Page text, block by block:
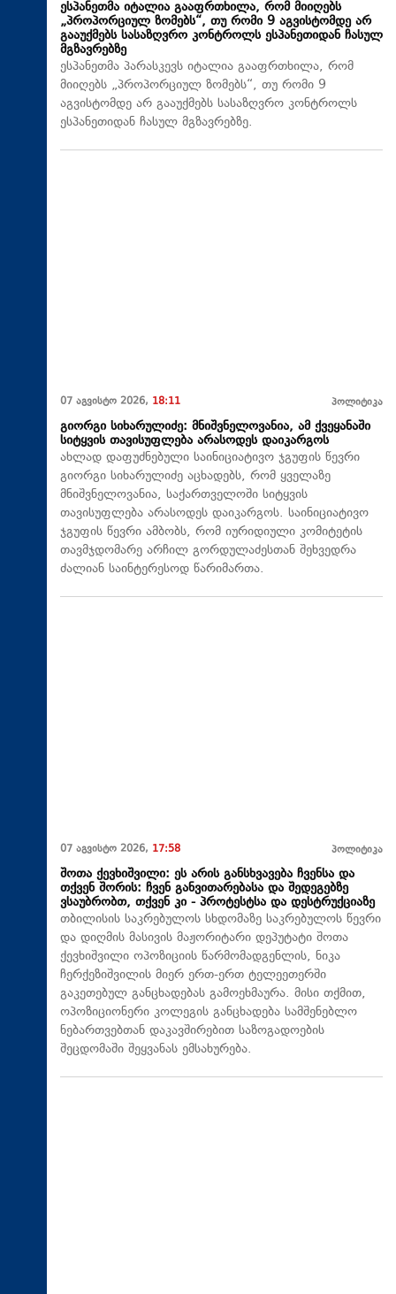
ესპანეთმა იტალია გააფრთხილა, რომ მიიღებს
„პროპორციულ ზომებს“, თუ რომი 9 აგვისტომდე არ
გააუქმებს სასაზღვრო კონტროლს ესპანეთიდან ჩასულ
მგზავრებზე
ესპანეთმა პარასკევს იტალია გააფრთხილა, რომ
მიიღებს „პროპორციულ ზომებს“, თუ რომი 9
აგვისტომდე არ გააუქმებს სასაზღვრო კონტროლს
ესპანეთიდან ჩასულ მგზავრებზე.
07 აგვისტო 2026, 18:11 პოლიტიკა
გიორგი სიხარულიძე: მნიშვნელოვანია, ამ ქვეყანაში
სიტყვის თავისუფლება არასოდეს დაიკარგოს
ახლად დაფუძნებული საინიციატივო ჯგუფის წევრი
გიორგი სიხარულიძე აცხადებს, რომ ყველაზე
მნიშვნელოვანია, საქართველოში სიტყვის
თავისუფლება არასოდეს დაიკარგოს. საინიციატივო
ჯგუფის წევრი ამბობს, რომ იურიდიული კომიტეტის
თავმჯდომარე არჩილ გორდულაძესთან შეხვედრა
ძალიან საინტერესოდ წარიმართა.
07 აგვისტო 2026, 17:58 პოლიტიკა
შოთა ქევხიშვილი: ეს არის განსხვავება ჩვენსა და
თქვენ შორის: ჩვენ განვითარებასა და შედეგებზე
ვსაუბრობთ, თქვენ კი - პროტესტსა და დესტრუქციაზე
თბილისის საკრებულოს სხდომაზე საკრებულოს წევრი
და დიღმის მასივის მაჟორიტარი დეპუტატი შოთა
ქევხიშვილი ოპოზიციის წარმომადგენლის, ნიკა
ჩერქეზიშვილის მიერ ერთ-ერთ ტელეეთერში
გაკეთებულ განცხადებას გამოეხმაურა. მისი თქმით,
ოპოზიციონერი კოლეგის განცხადება სამშენებლო
ნებართვებთან დაკავშირებით საზოგადოების
შეცდომაში შეყვანას ემსახურება.